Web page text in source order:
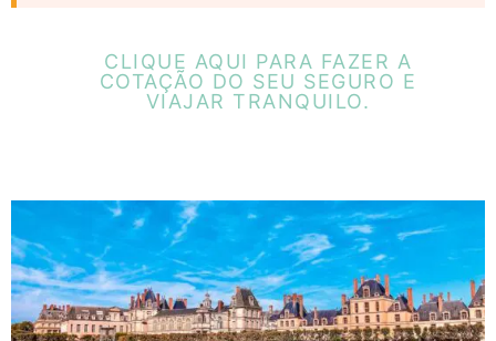
CLIQUE AQUI PARA FAZER A
COTAÇÃO DO SEU SEGURO E
VIAJAR TRANQUILO.